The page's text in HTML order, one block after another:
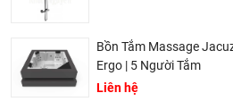
phẩm đúng và phù hợp cũng
khuyên, chú ý, hoặc chỉ ra
hoàn toàn miễn phí.
Bảo trì sản phẩm lên tới 5
Bồn Tắm Massage
Ergo | 5 Người Tắm
Liên hệ